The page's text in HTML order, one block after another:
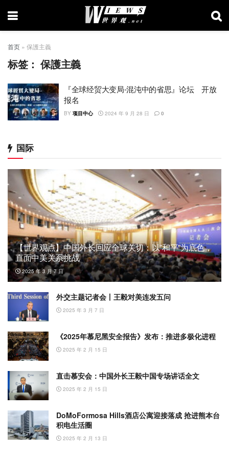
首页 » 保護主義
标签：保護主義
『全球经贸大变局-混沌中的省思』论坛 开放
报名
BY 项目中心 2024 年 9 月 28 日 0
国际
【世界观点】中国外长回应全球关切：以”和平”为底色，
直面中美关系挑战
2025 年 3 月 7 日
外交主题记者会丨王毅对美连发五问
2025 年 3 月 7 日
《2025年慕尼黑安全报告》发布：推进多极化进程
2025 年 2 月 15 日
直击慕安会：中国外长王毅中国专场讲话全文
2025 年 2 月 15 日
DoMoFormosa Hills酒店公寓迎接落成 抢进熊本台
积电生活圈
2025 年 2 月 13 日